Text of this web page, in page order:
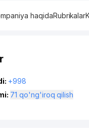
haqidaRubrikalar
+998
71 qo'ng'iroq qilish